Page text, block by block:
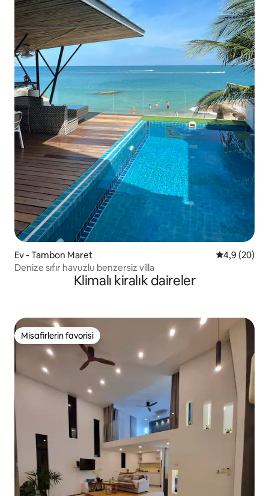
Ev - Tambon Maret 5 üzerinden
4,9 (20)
Denize sıfır havuzlu benzersiz villa
Klimalı kiralık daireler
Misafirlerin favorisi
Misafirlerin favorisi